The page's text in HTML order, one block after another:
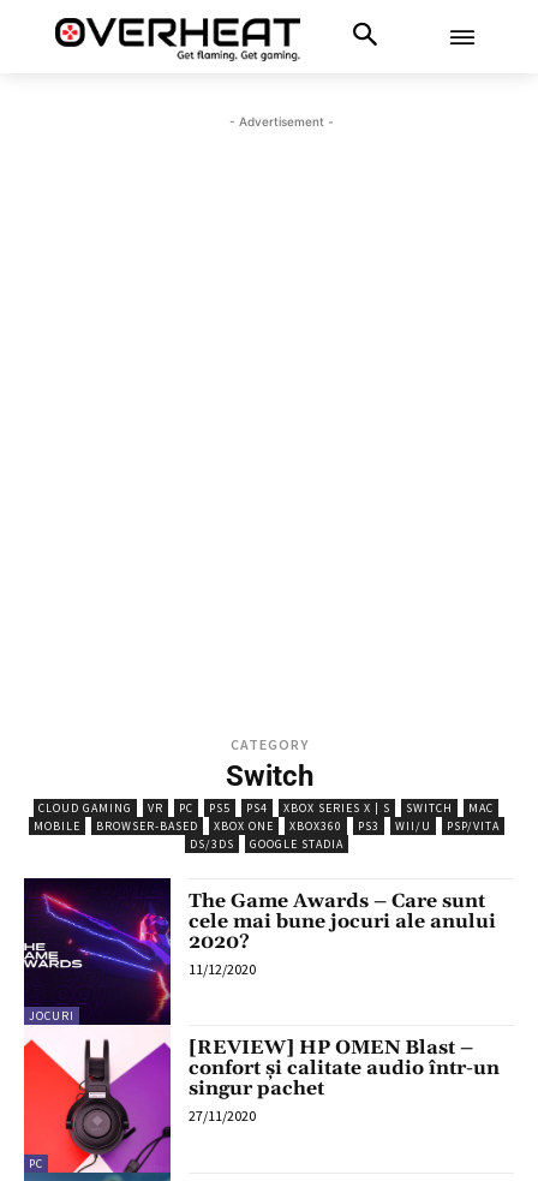
- Advertisement -
CATEGORY
Switch
CLOUD GAMING VR PC PS5 PS4 XBOX SERIES X | S SWITCH
MAC
MOBILE
BROWSER-BASED XBOX ONE XBOX360 PS3 WII/U
PSP/VITA
DS/3DS
GOOGLE STADIA
JOCURI
The Game Awards – Care sunt
cele mai bune jocuri ale anului
2020?
11/12/2020
PC
[REVIEW] HP OMEN Blast –
confort și calitate audio într-un
singur pachet
27/11/2020